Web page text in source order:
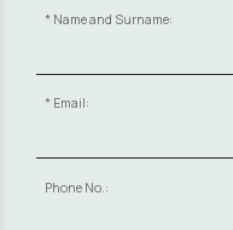
Name and Surname:
Email:
Phone No.: